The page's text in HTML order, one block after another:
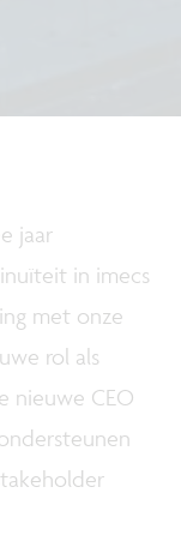
jaar
in imecs
met onze
rol als
nieuwe CEO